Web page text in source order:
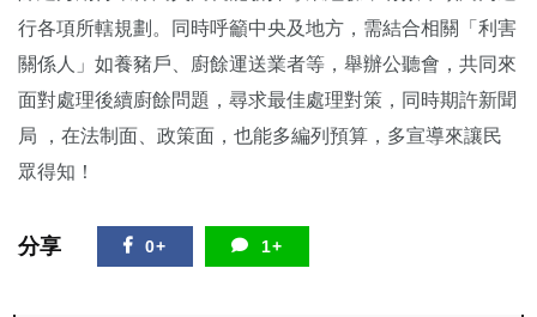
行各項所轄規劃。同時呼籲中央及地方，需結合相關「利害
關係人」如養豬戶、廚餘運送業者等，舉辦公聽會，共同來
面對處理後續廚餘問題，尋求最佳處理對策，同時期許新聞
局 ，在法制面、政策面，也能多編列預算，多宣導來讓民
眾得知！
分享 0+ 1+